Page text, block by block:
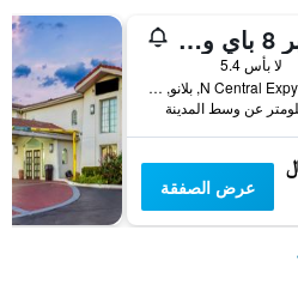
سوبر 8 باي ويندام بلانو/ دالاس أريا
لا بأس 5.4
1704 N Central Expy, بلانو, TX, الولايات المتحدة الأميريكية
عرض الصفقة